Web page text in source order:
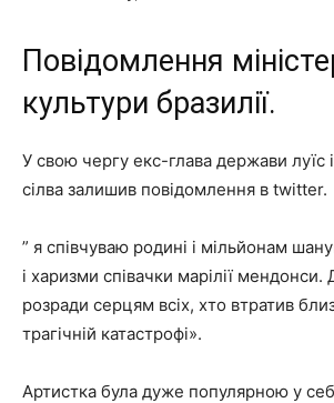
Повідомлення
культури бразилії.
У свою чергу екс-глава держави луїс
сілва залишив повідомлення в twitter.
” я співчуваю родині і мільйонам
і харизми співачки марілії мендонси.
розради серцям всіх, хто втратив
трагічній катастрофі».
Артистка була дуже популярною у